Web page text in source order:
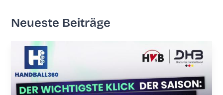
Neu­es­te Beiträge